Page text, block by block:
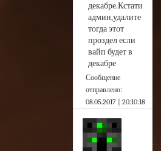
декабре.Кстати
админ,удалите
тогда этот
проздел если
вайп будет в
декабре
Сообщение
отправлено:
08.05.2017 | 20:10:18